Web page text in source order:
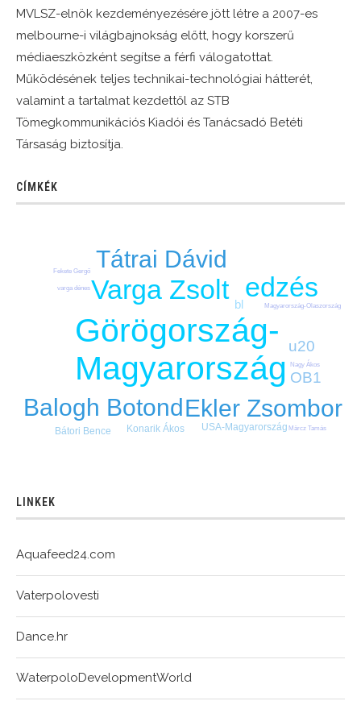
MVLSZ-elnök kezdeményezésére jött létre a 2007-es
melbourne-i világbajnokság előtt, hogy korszerű
médiaeszközként segítse a férfi válogatottat.
Működésének teljes technikai-technológiai hátterét,
valamint a tartalmat kezdettől az STB
Tömegkommunikációs Kiadói és Tanácsadó Betéti
Társaság biztosítja.
CÍMKÉK
Görögország-
Magyarország
edzés
Varga Zsolt
Balogh Botond Ekler Zsombor
Tátrai Dávid
OB1
u20
bl
Bátori Bence Konarik Ákos USA-Magyarország
Fekete Gergő
Magyarország-Olaszország
Märcz Tamás
Nagy Ákos
varga dénes
LINKEK
Aquafeed24.com
Vaterpolovesti
Dance.hr
WaterpoloDevelopmentWorld